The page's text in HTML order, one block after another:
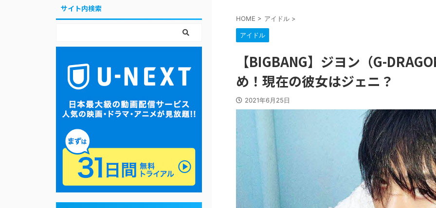
HOME > アイドル >
アイドル
【BIGBANG】ジヨン（G-
め！現在の彼女はジェニ？
2021年6月25日
サイト内検索